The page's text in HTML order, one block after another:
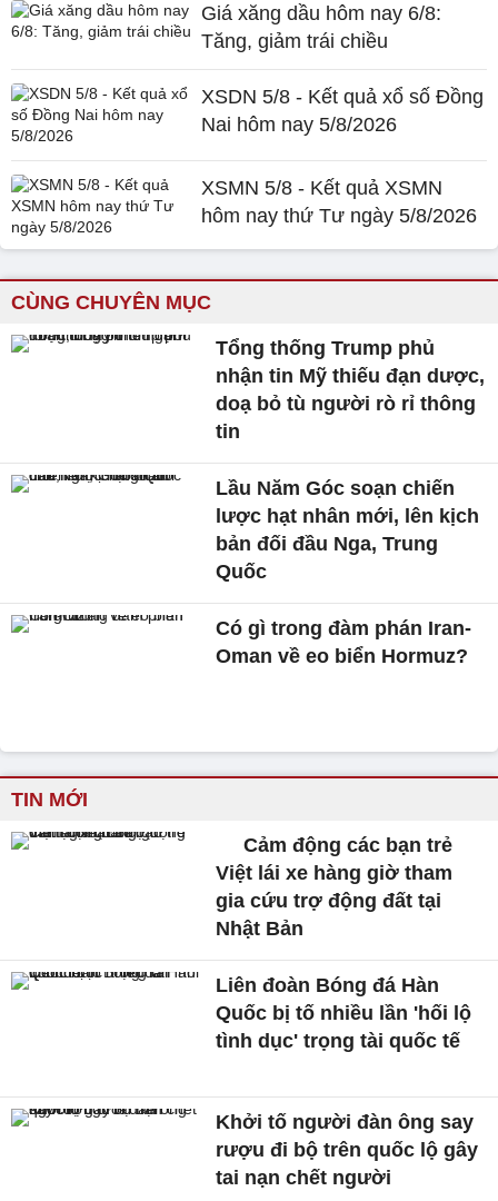
Giá xăng dầu hôm nay 6/8:
Tăng, giảm trái chiều
XSDN 5/8 - Kết quả xổ số Đồng
Nai hôm nay 5/8/2026
XSMN 5/8 - Kết quả XSMN
hôm nay thứ Tư ngày 5/8/2026
CÙNG CHUYÊN MỤC
Tổng thống Trump phủ
nhận tin Mỹ thiếu đạn dược,
doạ bỏ tù người rò rỉ thông
tin
Lầu Năm Góc soạn chiến
lược hạt nhân mới, lên kịch
bản đối đầu Nga, Trung
Quốc
Có gì trong đàm phán Iran-
Oman về eo biển Hormuz?
TIN MỚI
Cảm động các bạn trẻ
Việt lái xe hàng giờ tham
gia cứu trợ động đất tại
Nhật Bản
Liên đoàn Bóng đá Hàn
Quốc bị tố nhiều lần 'hối lộ
tình dục' trọng tài quốc tế
Khởi tố người đàn ông say
rượu đi bộ trên quốc lộ gây
tai nạn chết người